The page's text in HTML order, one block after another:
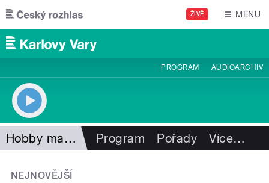
Přejít k hlavnímu obsahu
ŽIVĚ MENU
PROGRAM AUDIOARCHIV
Hobby magazín Program Pořady Více…
NEJNOVĚJŠÍ